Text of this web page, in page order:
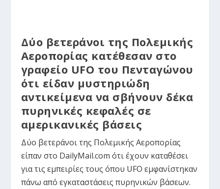
Δύο βετεράνοι της Πολεμικής
Αεροπορίας κατέθεσαν στο
γραφείο UFO του Πενταγώνου
ότι είδαν μυστηριώδη
αντικείμενα να σβήνουν δέκα
πυρηνικές κεφαλές σε
αμερικανικές βάσεις
Δύο βετεράνοι της Πολεμικής Αεροπορίας
είπαν στο DailyMail.com ότι έχουν καταθέσει
για τις εμπειρίες τους όπου UFO εμφανίστηκαν
πάνω από εγκαταστάσεις πυρηνικών βάσεων.